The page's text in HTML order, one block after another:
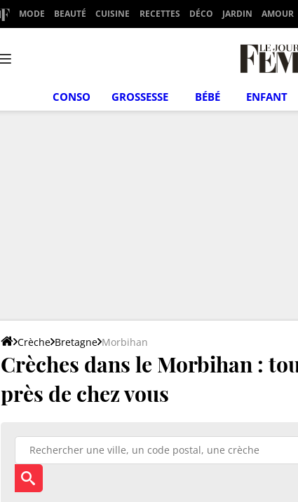
MODE BEAUTÉ CUISINE RECETTES DÉCO JARDIN AMOUR
CONSO GROSSESSE BÉBÉ ENFANT
Crèche Bretagne Morbihan
Crèches dans le Morbihan :
près de chez vous